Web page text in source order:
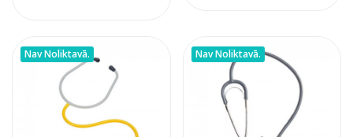
Nav Noliktavā. Nav Noliktavā.